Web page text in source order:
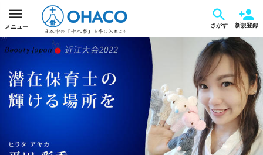
メニュー さがす 新規登録